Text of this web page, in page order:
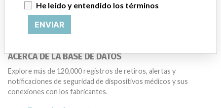
Empresa matriz del fabricante (2017) Danaher Corporation
Source
ACERCA DE LA BASE DE DATOS
Explore más de 120,000 registros de retiros, alertas y
notificaciones de seguridad de dispositivos médicos y sus
conexiones con los fabricantes.
He leído y entendido los términos
ENVIAR